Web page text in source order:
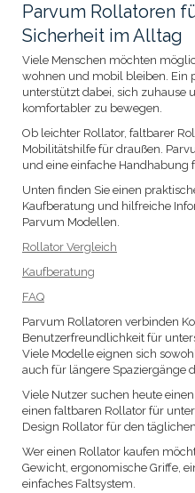
Parvum Rollatoren
Sicherheit im Alltag
Viele Menschen möchten
wohnen und mobil bleiben. Ein
unterstützt dabei, sich zuhause
komfortabler zu bewegen.
Ob leichter Rollator, faltbarer
Mobilitätshilfe für draußen.
und eine einfache Handhabung
Unten finden Sie einen
Kaufberatung und hilfreiche
Parvum Modellen.
Rollator Vergleich
Kaufberatung
FAQ
Parvum Rollatoren verbinden
Benutzerfreundlichkeit für
Viele Modelle eignen sich
auch für längere Spaziergänge
Viele Nutzer suchen heute
einen faltbaren Rollator für
Design Rollator für den
Wer einen Rollator kaufen
Gewicht, ergonomische Griffe,
einfaches Faltsystem.